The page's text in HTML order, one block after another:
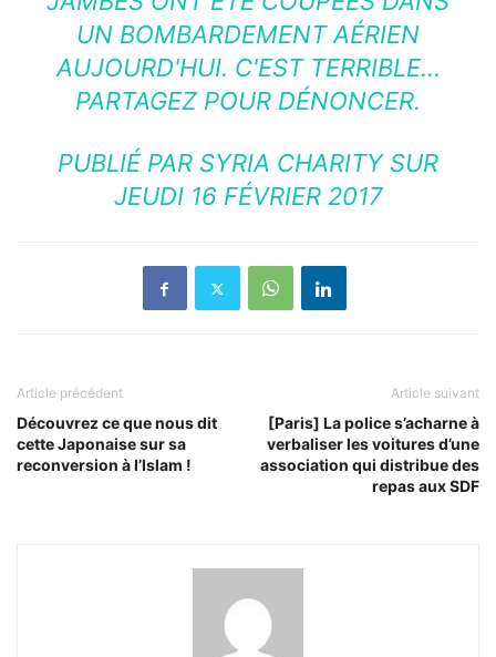
UN BOMBARDEMENT AÉRIEN
AUJOURD'HUI. C'EST TERRIBLE…
PARTAGEZ POUR DÉNONCER.
PUBLIÉ PAR SYRIA CHARITYSUR
JEUDI 16 FÉVRIER 2017
Article précédent
Découvrez ce que nous dit
cette Japonaise sur sa
reconversion à l’Islam !
Article suivant
[Paris] La police s’acharne à
verbaliser les voitures d’une
association qui distribue des
repas aux SDF